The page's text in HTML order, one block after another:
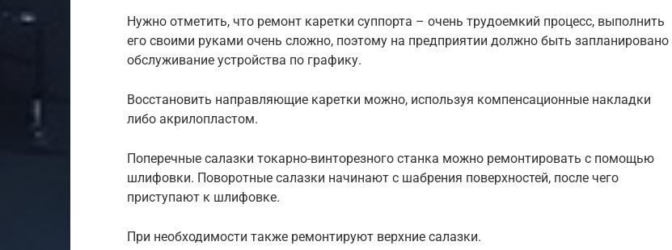
Нужно отметить, что ремонт каретки суппорта – очень трудоемкий процесс, выполнить
его своими руками очень сложно, поэтому на предприятии должно быть запланировано
обслуживание устройства по графику.
Восстановить направляющие каретки можно, используя компенсационные накладки
либо акрилопластом.
Поперечные салазки токарно-винторезного станка можно ремонтировать с помощью
шлифовки. Поворотные салазки начинают с шабрения поверхностей, после чего
приступают к шлифовке.
При необходимости также ремонтируют верхние салазки.